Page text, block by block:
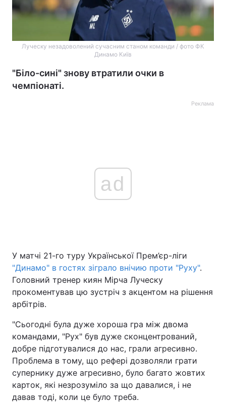
Луческу незадоволений сучасним станом команди / фото ФК
Динамо Київ
"Біло-сині" знову втратили очки в
чемпіонаті.
Реклама
ad
У матчі 21-го туру Української Прем’єр-ліги
"Динамо" в гостях зіграло внічию проти "Руху".
Головний тренер киян Мірча Луческу
прокоментував цю зустріч з акцентом на рішення
арбітрів.
"Сьогодні була дуже хороша гра між двома
командами, "Рух" був дуже сконцентрований,
добре підготувалися до нас, грали агресивно.
Проблема в тому, що рефері дозволяли грати
супернику дуже агресивно, було багато жовтих
карток, які незрозуміло за що давалися, і не
давав тоді, коли це було треба.